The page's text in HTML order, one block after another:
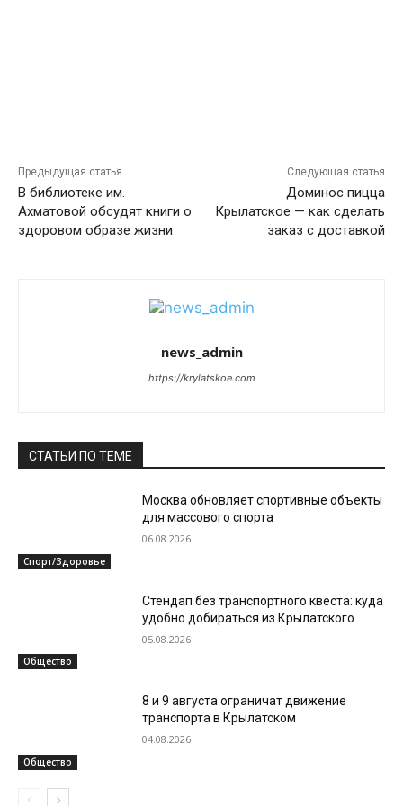
Предыдущая статья
В библиотеке им.
Ахматовой обсудят книги о
здоровом образе жизни
Следующая статья
Доминос пицца
Крылатское — как сделать
заказ с доставкой
news_admin
https://krylatskoe.com
СТАТЬИ ПО ТЕМЕ
Спорт/Здоровье
Москва обновляет спортивные объекты
для массового спорта
06.08.2026
Общество
Стендап без транспортного квеста: куда
удобно добираться из Крылатского
05.08.2026
Общество
8 и 9 августа ограничат движение
транспорта в Крылатском
04.08.2026